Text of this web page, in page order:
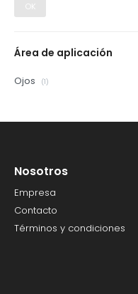
OK
Área de aplicación
Ojos (1)
Nosotros
Empresa
Contacto
Términos y condiciones